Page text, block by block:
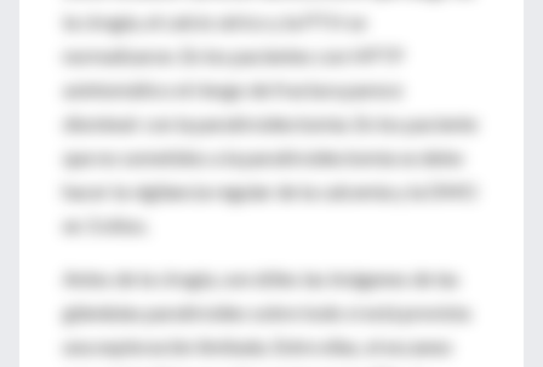
la cirugía, el calcio sérico y la PTH se
normalizaron. En los pacientes con HPTP
asintomático el riesgo de fractura parece
disminuir con la paratiroidectomía. En los paciente
que no sometidos a la paratiroidectomía se debe
hacer la vigilancia regular de la calcemia y la DMO
en 3 sitios.
Antes de la cirugía, son útiles las imágenes de las
glándulas paratiroides sobre todo si está prevista
una exploración limitada. Entre ellas, el escaneo